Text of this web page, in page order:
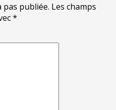
pas publiée. Les champs
*